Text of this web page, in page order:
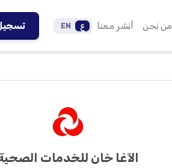
من نحن أنشر معنا ع EN
الآغا خان للخدمات